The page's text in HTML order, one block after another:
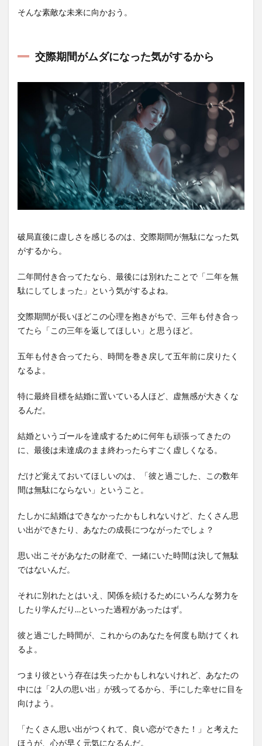
そんな素敵な未来に向かおう。
交際期間がムダになった気がするから
破局直後に虚しさを感じるのは、交際期間が無駄になった気
がするから。
二年間付き合ってたなら、最後には別れたことで「二年を無
駄にしてしまった」という気がするよね。
交際期間が長いほどこの心理を抱きがちで、三年も付き合っ
てたら「この三年を返してほしい」と思うほど。
五年も付き合ってたら、時間を巻き戻して五年前に戻りたく
なるよ。
特に最終目標を結婚に置いている人ほど、虚無感が大きくな
るんだ。
結婚というゴールを達成するために何年も頑張ってきたの
に、最後は未達成のまま終わったらすごく虚しくなる。
だけど覚えておいてほしいのは、「彼と過ごした、この数年
間は無駄にならない」ということ。
たしかに結婚はできなかったかもしれないけど、たくさん思
い出ができたり、あなたの成長につながったでしょ？
思い出こそがあなたの財産で、一緒にいた時間は決して無駄
ではないんだ。
それに別れたとはいえ、関係を続けるためにいろんな努力を
したり学んだり…といった過程があったはず。
彼と過ごした時間が、これからのあなたを何度も助けてくれ
るよ。
つまり彼という存在は失ったかもしれないけれど、あなたの
中には「2人の思い出」が残ってるから、手にした幸せに目を
向けよう。
「たくさん思い出がつくれて、良い恋ができた！」と考えた
ほうが、心が早く元気になるんだ。